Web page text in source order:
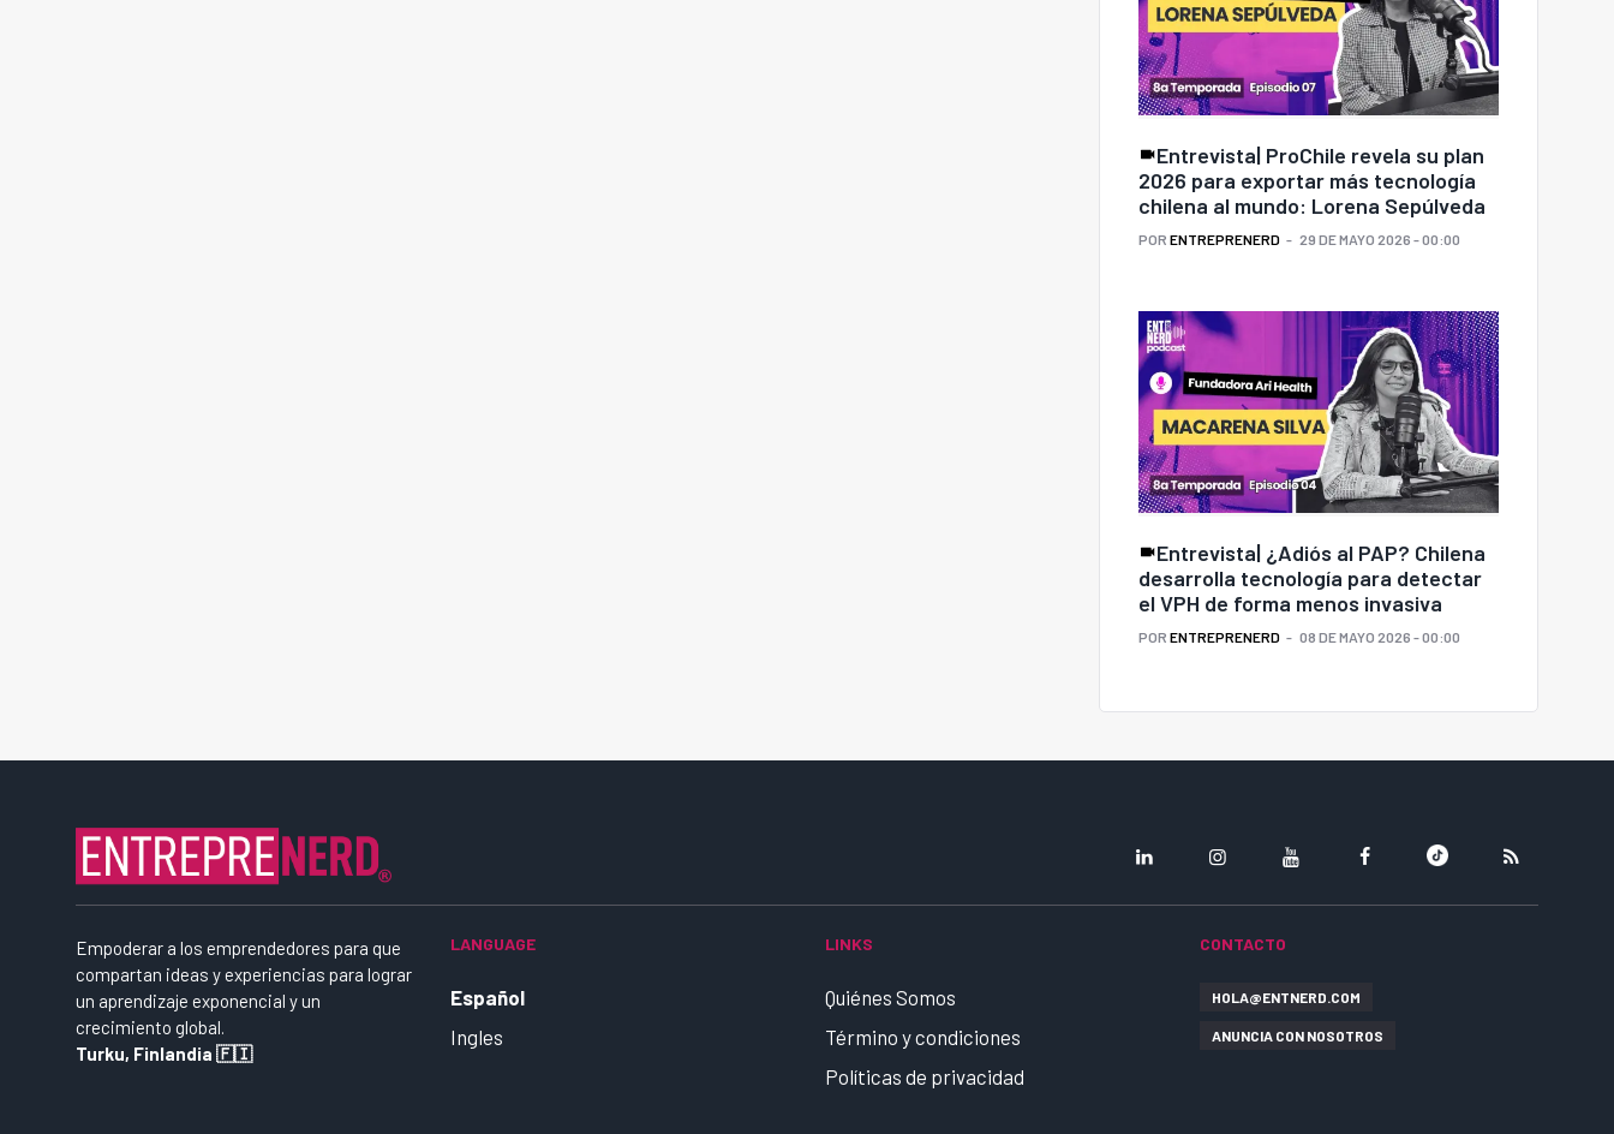
Entrevista| ProChile revela su plan
2026 para exportar más tecnología
chilena al mundo: Lorena Sepúlveda
POR ENTREPRENERD 29 DE MAYO 2026 - 00:00
Entrevista| ¿Adiós al PAP? Chilena
desarrolla tecnología para detectar
el VPH de forma menos invasiva
POR ENTREPRENERD 08 DE MAYO 2026 - 00:00
Empoderar a los emprendedores para que
compartan ideas y experiencias para lograr
un aprendizaje exponencial y un
crecimiento global.
Turku, Finlandia 🇫🇮
LANGUAGE
Español
Ingles
LINKS
Quiénes Somos
Término y condiciones
Políticas de privacidad
CONTACTO
HOLA@ENTNERD.COM
ANUNCIA CON NOSOTROS